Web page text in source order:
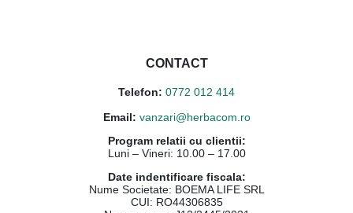
CONTACT
Telefon: 0772 012 414
Email: vanzari@herbacom.ro
Program relatii cu clientii:
Luni – Vineri: 10.00 – 17.00
Date indentificare fiscala:
Nume Societate: BOEMA LIFE SRL
CUI: RO44306835